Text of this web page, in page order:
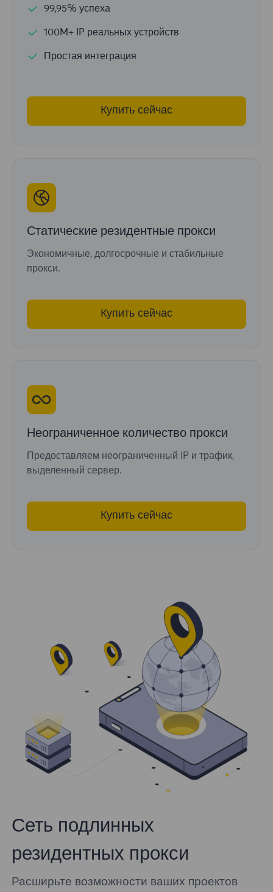
99,95% успеха
100M+ IP реальных устройств
Простая интеграция
Купить сейчас
Статические резидентные прокси
Экономичные, долгосрочные и стабильные
прокси.
Купить сейчас
Неограниченное количество прокси
Предоставляем неограниченный IP и трафик,
выделенный сервер.
Купить сейчас
Сеть подлинных
резидентных прокси
Расширьте возможности ваших проектов